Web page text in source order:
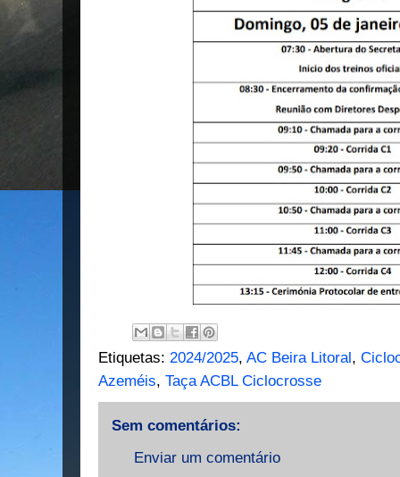
Etiquetas: 2024/2025, AC Beira Litoral,
Azeméis, Taça ACBL Ciclocrosse
Sem comentários:
Enviar um comentário